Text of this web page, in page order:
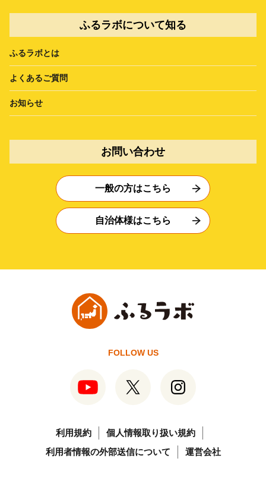
ふるラボについて知る
ふるラボとは
よくあるご質問
お知らせ
お問い合わせ
一般の方はこちら
自治体様はこちら
FOLLOW US
利用規約
個人情報取り扱い規約
利用者情報の外部送信について
運営会社